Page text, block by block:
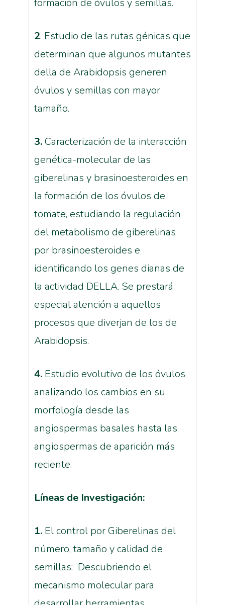
formación de óvulos y semillas.
2. Estudio de las rutas génicas que
determinan que algunos mutantes
della de Arabidopsis generen
óvulos y semillas con mayor
tamaño.
3.Caracterización de la interacción
genética-molecular de las
giberelinas y brasinoesteroides en
la formación de los óvulos de
tomate, estudiando la regulación
del metabolismo de giberelinas
por brasinoesteroides e
identificando los genes dianas de
la actividad DELLA. Se prestará
especial atención a aquellos
procesos que diverjan de los de
Arabidopsis.
4.Estudio evolutivo de los óvulos
analizando los cambios en su
morfología desde las
angiospermas basales hasta las
angiospermas de aparición más
reciente.
Líneas de Investigación:
1.El control por Giberelinas del
número, tamaño y calidad de
semillas: Descubriendo el
mecanismo molecular para